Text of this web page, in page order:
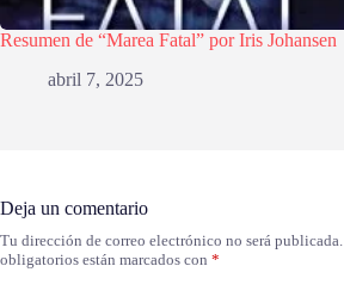
Resumen de “Marea Fatal” por Iris Johansen
abril 7, 2025
Deja un comentario
Tu dirección de correo electrónico no será publicada.
obligatorios están marcados con *